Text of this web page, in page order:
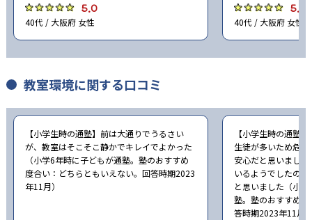
5.0
40代 / 大阪府 女性
5.0
40代 / 大阪府 女性
教室環境に関する口コミ
【小学生時の通塾】前は大通りでうるさい
が、教室はそこそこ静かでキレイでよかった
（小学6年時に子どもが通塾。塾のおすすめ
度合い：どちらともいえない。回答時期2023
年11月）
【小学生時の通塾
生徒が多いため危
安心だと思いまし
いるようでしたの
と思いました（小
塾。塾のおすすめ
答時期2023年11月